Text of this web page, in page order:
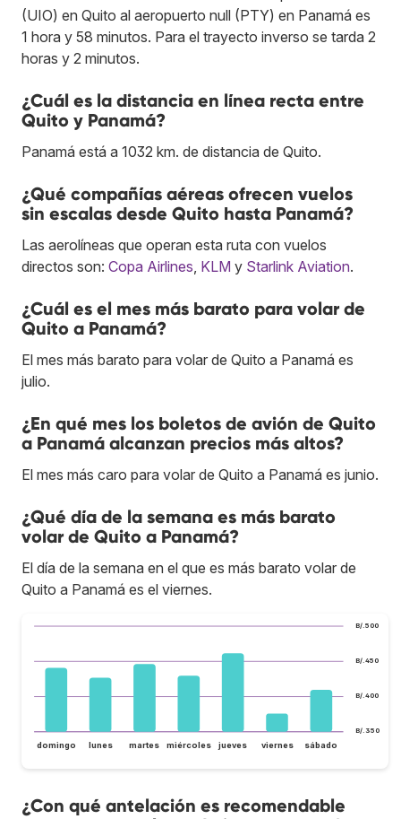
(UIO) en Quito al aeropuerto null (PTY) en Panamá es
1 hora y 58 minutos. Para el trayecto inverso se tarda 2
horas y 2 minutos.
¿Cuál es la distancia en línea recta entre
Quito y Panamá?
Panamá está a 1032 km. de distancia de Quito.
¿Qué compañías aéreas ofrecen vuelos
sin escalas desde Quito hasta Panamá?
Las aerolíneas que operan esta ruta con vuelos
directos son: Copa Airlines KLM y Starlink Aviation.
¿Cuál es el mes más barato para volar de
Quito a Panamá?
El mes más barato para volar de Quito a Panamá es
julio.
¿En qué mes los boletos de avión de Quito
a Panamá alcanzan precios más altos?
El mes más caro para volar de Quito a Panamá es junio.
¿Qué día de la semana es más barato
volar de Quito a Panamá?
El día de la semana en el que es más barato volar de
Quito a Panamá es el viernes.
B/.350
B/.400
B/.450
B/.500
domingo lunes martes miércoles jueves viernes sábado
¿Con qué antelación es recomendable